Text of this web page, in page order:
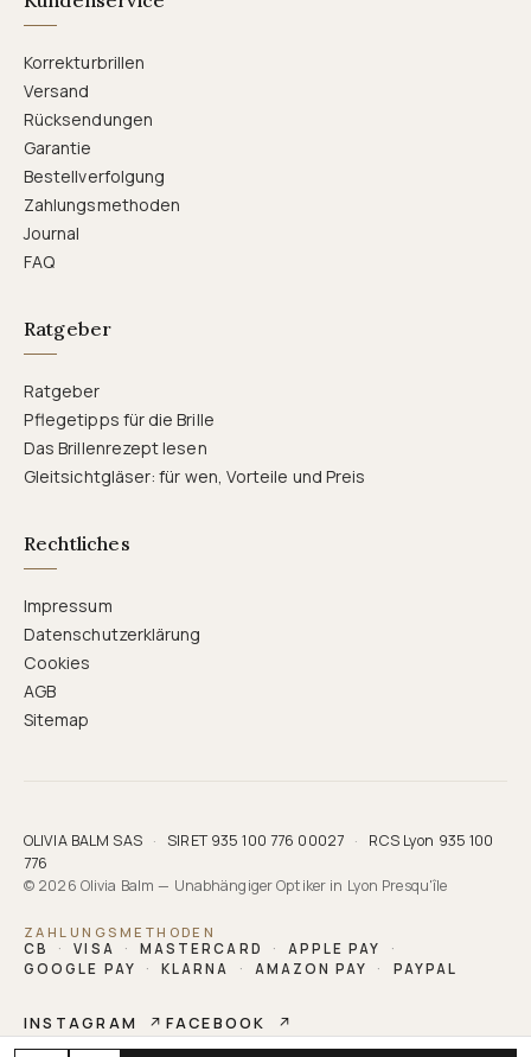
Korrekturbrillen
Versand
Rücksendungen
Garantie
Bestellverfolgung
Zahlungsmethoden
Journal
FAQ
Ratgeber
Ratgeber
Pflegetipps für die Brille
Das Brillenrezept lesen
Gleitsichtgläser: für wen, Vorteile und Preis
Rechtliches
Impressum
Datenschutzerklärung
Cookies
AGB
Sitemap
OLIVIA BALM SAS · SIRET 935 100 776 00027 ·
RCS Lyon 935 100
776
© 2026 Olivia Balm — Unabhängiger Optiker in Lyon Presqu'île
ZAHLUNGSMETHODEN
CB
· VISA · MASTERCARD · APPLE PAY
·
GOOGLE PAY
· KLARNA · AMAZON PAY · PAYPAL
INSTAGRAM ↗ FACEBOOK ↗